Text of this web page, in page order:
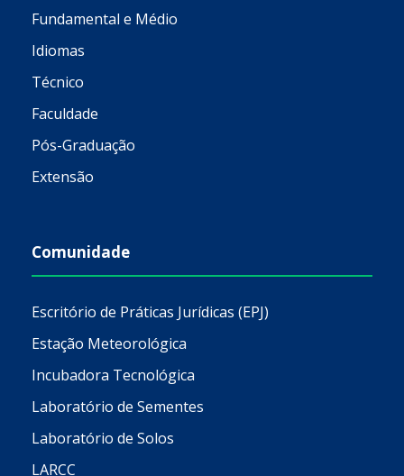
Fundamental e Médio
Idiomas
Técnico
Faculdade
Pós-Graduação
Extensão
Comunidade
Escritório de Práticas Jurídicas (EPJ)
Estação Meteorológica
Incubadora Tecnológica
Laboratório de Sementes
Laboratório de Solos
LARCC